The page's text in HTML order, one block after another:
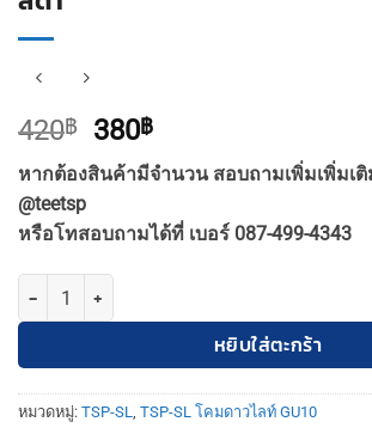
420฿
Original
price
was:
420฿.
380฿Current
price
is:
380฿.
หากต้องสินค้ามีจำนวน สอบถามเพิ่มเพิ่มเติ
@teetsp
หรือโทสอบถามได้ที่ เบอร์ 087-499-4343
จำนวน TSP-SL-3-OB-570-GU10-IP54 โคมด
หยิบใส่ตะกร้า
หมวดหมู่: TSP-SL, TSP-SL โคมดาวไลท์ GU10